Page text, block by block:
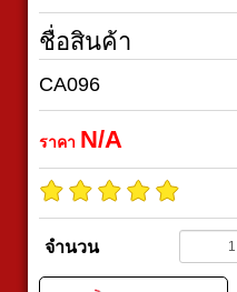
ชื่อสินค้า
CA096
ราคา N/A
จำนวน